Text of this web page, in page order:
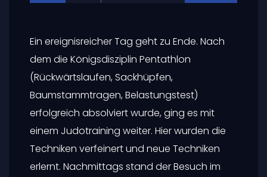
Ein ereignisreicher Tag geht zu Ende. Nach
dem die Königsdisziplin Pentathlon
(Rückwärtslaufen, Sackhüpfen,
Baumstammtragen, Belastungstest)
erfolgreich absolviert wurde, ging es mit
einem Judotraining weiter. Hier wurden die
Techniken verfeinert und neue Techniken
erlernt. Nachmittags stand der Besuch im